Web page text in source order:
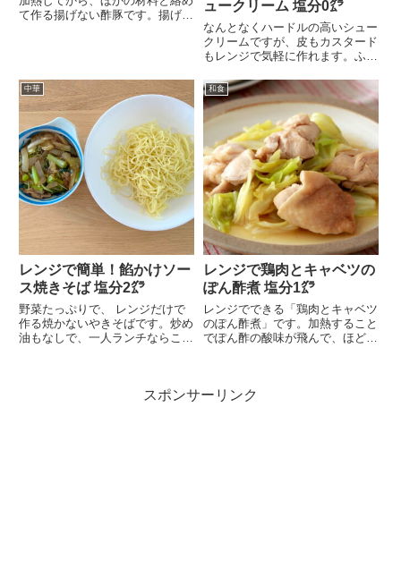
て作る揚げない酢豚です。揚げた
ュークリーム 塩分0㌘
なんとなくハードルの高いシュー
クリームですが、皮もカスタード
もレンジで気軽に作れます。ふわ
中華
レンジで簡単！餡かけソー
ス焼きそば 塩分2㌘
野菜たっぷりで、 レンジだけで
作る焼かないやきそばです。炒め
油もなしで、一人ランチならこれ
和食
レンジで鶏肉とキャベツの
ぽん酢煮 塩分1㌘
レンジでできる「鶏肉とキャベツ
のぽん酢煮」です。加熱すること
でぽん酢の酸味が飛んで、ほど良
スポンサーリンク